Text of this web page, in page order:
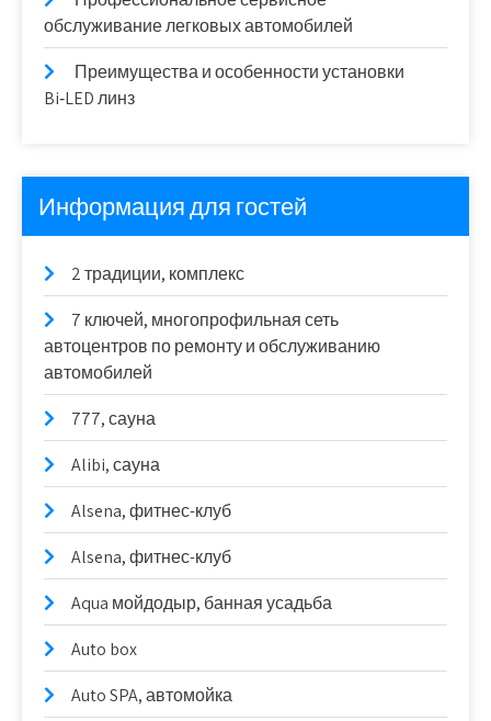
обслуживание легковых автомобилей
Преимущества и особенности установки
Bi‑LED линз
Информация для гостей
2 традиции, комплекс
7 ключей, многопрофильная сеть
автоцентров по ремонту и обслуживанию
автомобилей
777, сауна
Alibi, сауна
Alsena, фитнес-клуб
Alsena, фитнес-клуб
Aqua мойдодыр, банная усадьба
Auto box
Auto SPA, автомойка